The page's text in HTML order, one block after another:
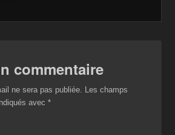
o
is
h
Li er
commentaire
ne sera pas publiée. Les champs
avec*